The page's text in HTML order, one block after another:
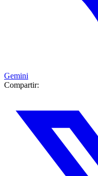
Gemini
Compartir: